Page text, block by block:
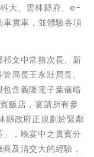
大、雲林縣府、e-
實車，並體驗各項
文中常務次長、新
局長王永壯局長、
含義隆電子葉儀晧
飯店，宴請所有參
縣政府正規劃於緊鄰
，晚宴中之貴賓分
及清交大的經驗，